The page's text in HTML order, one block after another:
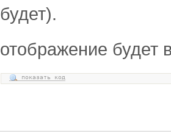
будет).
отображение будет
показать код